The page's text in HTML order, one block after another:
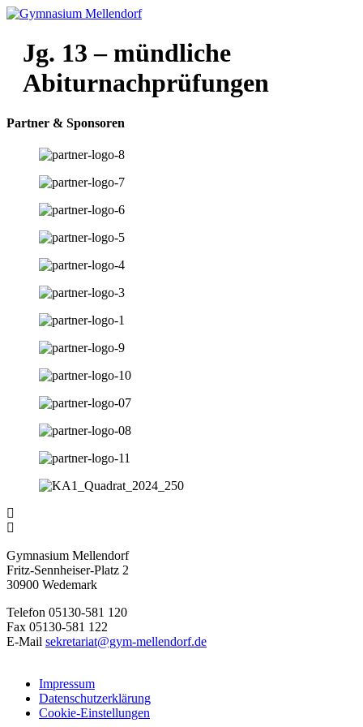
Zum
wechseln
Jg. 13 – mündliche
Abiturnachprüfungen
Partner & Sponsoren
Gymnasium Mellendorf
Fritz-Sennheiser-Platz 2
30900 Wedemark
Telefon 05130-581 120
Fax 05130-581 122
E-Mail sekretariat@gym-mellendorf.de
Impressum
Datenschutzerklärung
Cookie-Einstellungen